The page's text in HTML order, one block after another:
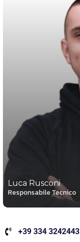
Luca Rusconi
Responsabile Tecnico
+39 334 3242443